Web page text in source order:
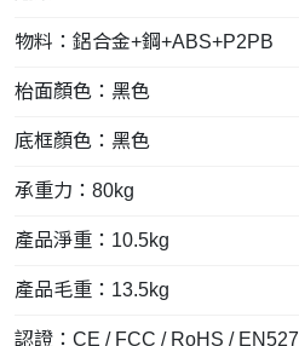
物料：鋁合金+鋼+ABS+P2PB
枱面顏色：黑色
底框顏色：黑色
承重力：80kg
產品淨重：10.5kg
產品毛重：13.5kg
認證：CE / FCC / RoHS / EN527